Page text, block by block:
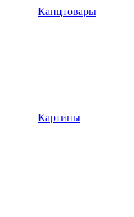
Канцтовары
Картины